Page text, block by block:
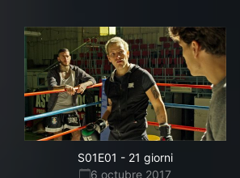
S01E01 - 21 giorni
6 octubre 2017